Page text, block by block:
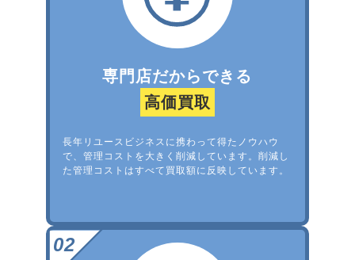
専門店だからできる
高価買取
長年リユースビジネスに携わって得たノウハウ
で、管理コストを大きく削減しています。削減し
た管理コストはすべて買取額に反映しています。